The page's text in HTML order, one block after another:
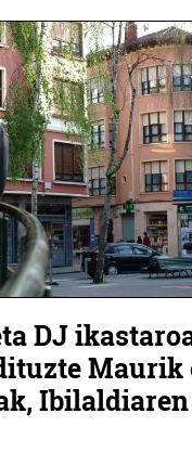
DJ
Maurik
Ibilaldiaren